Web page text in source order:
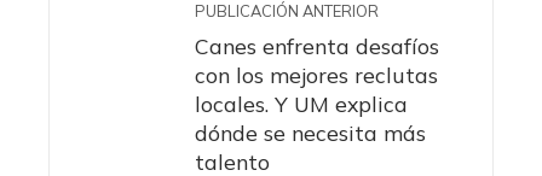
PUBLICACIÓN ANTERIOR
Canes enfrenta desafíos
con los mejores reclutas
locales. Y UM explica
dónde se necesita más
talento